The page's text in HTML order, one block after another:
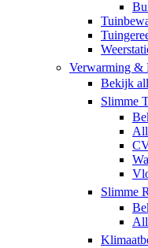
Verwarming &
Bekijk
Slimme
Slimme